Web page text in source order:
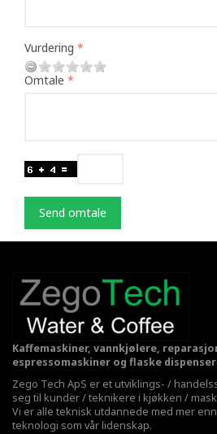
Vurdering
Omtale
Send omtale
Kaffemaskiner, vannkjølere,
espressomaskiner og flaske
Zego Tech ApS er et utviklings- /
seg til kunder / teknikere i kjøkken /
Vi er alle teknisk utdannede med mer
teknologi som vår lidenskap.